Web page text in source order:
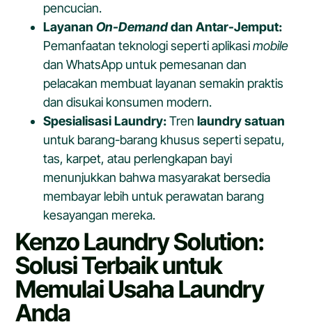
pencucian.
LayananOn-Demanddan Antar-Jemput:
Pemanfaatan teknologi seperti aplikasimobile
dan WhatsApp untuk pemesanan dan
pelacakan membuat layanan semakin praktis
dan disukai konsumen modern.
Spesialisasi Laundry:Trenlaundry satuan
untuk barang-barang khusus seperti sepatu,
tas, karpet, atau perlengkapan bayi
menunjukkan bahwa masyarakat bersedia
membayar lebih untuk perawatan barang
kesayangan mereka.
Kenzo Laundry Solution:
Solusi Terbaik untuk
Memulai Usaha Laundry
Anda